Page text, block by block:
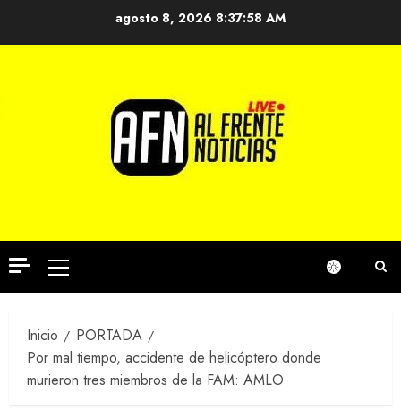
agosto 8, 2026 8:37:58 AM
Menú
principal
Inicio
PORTADA
Por mal tiempo, accidente de helicóptero donde
murieron tres miembros de la FAM: AMLO